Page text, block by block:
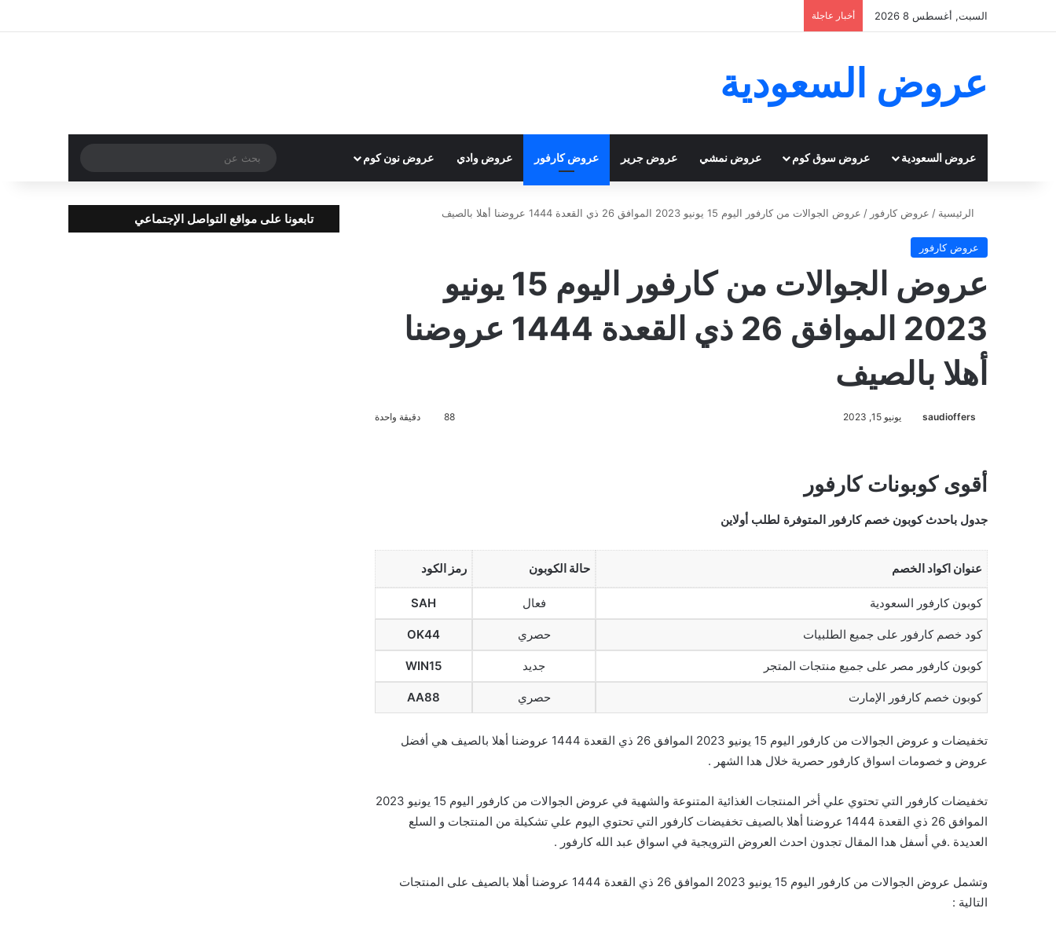
السبت, أغسطس 8 2026 أخبار عاجلة
عروض السعودية
عروض السعودية عروض سوق كوم عروض نمشي عروض جرير عروض كارفور عروض وادي عروض نون كوم
عن
الرئيسية / عروض كارفور / عروض الجوالات من كارفور اليوم 15 يونيو 2023 الموافق 26 ذي القعدة 1444 عروضنا أهلا بالصيف
عروض كارفور
عروض الجوالات من كارفور اليوم 15 يونيو
2023 الموافق 26 ذي القعدة 1444 عروضنا
أهلا بالصيف
saudioffers يونيو 15, 2023 88 دقيقة واحدة
أقوى كوبونات كارفور
جدول باحدث كوبون خصم كارفور المتوفرة لطلب أولاين
عنوان اكواد الخصم حالة الكوبون رمز الكود
كوبون كارفور السعودية فعال SAH
كود خصم كارفور على جميع الطلبيات حصري OK44
كوبون كارفور مصر على جميع منتجات المتجر جديد WIN15
كوبون خصم كارفور الإمارت حصري AA88
تخفيضات و عروض الجوالات من كارفور اليوم 15 يونيو 2023 الموافق 26 ذي القعدة 1444 عروضنا أهلا بالصيف هي أفضل
عروض و خصومات اسواق كارفور حصرية خلال هدا الشهر .
تخفيضات كارفور التي تحتوي علي أخر المنتجات الغذائية المتنوعة والشهية في عروض الجوالات من كارفور اليوم 15 يونيو 2023
الموافق 26 ذي القعدة 1444 عروضنا أهلا بالصيف تخفيضات كارفور التي تحتوي اليوم علي تشكيلة من المنتجات و السلع
العديدة .في أسفل هدا المقال تجدون احدث العروض الترويجية في اسواق عبد الله كارفور .
وتشمل عروض الجوالات من كارفور اليوم 15 يونيو 2023 الموافق 26 ذي القعدة 1444 عروضنا أهلا بالصيف على المنتجات
التالية :
تابعونا على مواقع التواصل الإجتماعي